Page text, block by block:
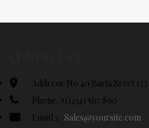
Address: No 40 Baria Sreet
Phone: +(1234) 567 890
Email 1: Sales@yoursite.com